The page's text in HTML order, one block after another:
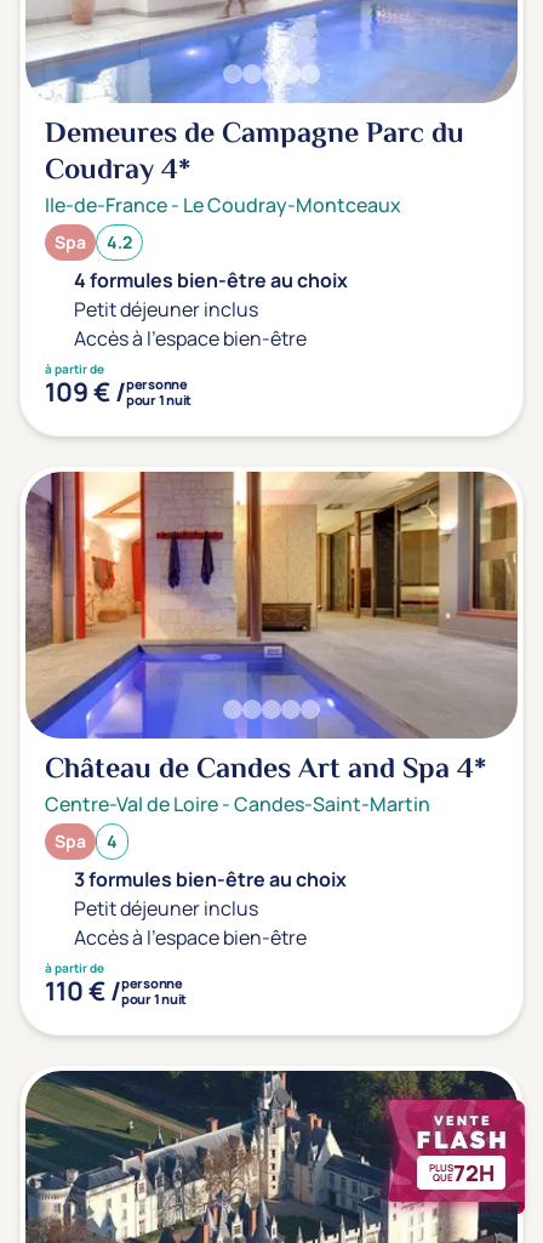
Demeures de Campagne Parc du
Coudray4*
Ile-de-France- Le Coudray-Montceaux
Spa 4.2
4 formules bien-être au choix
Petit déjeuner inclus
Accès à l'espace bien-être
à partir de
109 € /personne
pour 1 nuit
Château de Candes Art and Spa4*
Centre-Val de Loire-Candes-Saint-Martin
Spa 4
3 formules bien-être au choix
Petit déjeuner inclus
Accès à l'espace bien-être
à partir de
110 € /personne
pour 1 nuit
PLUS
QUE72H